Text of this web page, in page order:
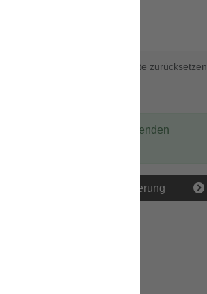
Karte zurücksetzen
Es gibt einen passenden
Fußgängerquerung